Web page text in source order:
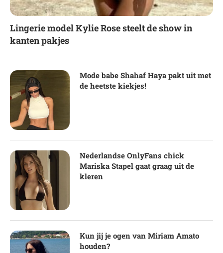
Lingerie model Kylie Rose steelt de show in
kanten pakjes
Mode babe Shahaf Haya pakt uit met
de heetste kiekjes!
Nederlandse OnlyFans chick
Mariska Stapel gaat graag uit de
kleren
Kun jij je ogen van Miriam Amato
houden?